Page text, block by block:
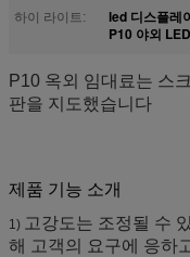
하이 라이트:
led 디스플레
P10 야외
P10 옥외 임대료는 스
판을 지도했습니다
제품 기능 소개
1) 고강도는 조정될 수
해 고객의 요구에 응하